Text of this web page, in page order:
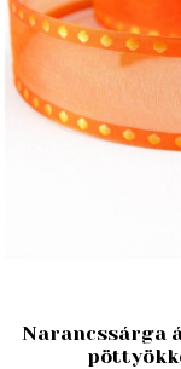
Narancssárga